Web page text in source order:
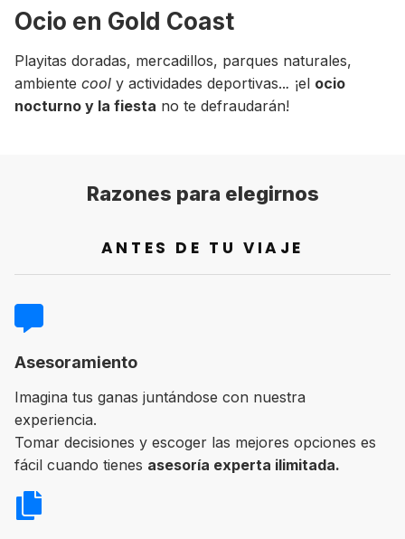
Ocio en Gold Coast
Playitas doradas, mercadillos, parques naturales,
ambiente cool y actividades deportivas... ¡el ocio
nocturno y la fiesta no te defraudarán!
Razones para elegirnos
ANTES DE TU VIAJE
Asesoramiento
Imagina tus ganas juntándose con nuestra
experiencia.
Tomar decisiones y escoger las mejores opciones es
fácil cuando tienes asesoría experta ilimitada.